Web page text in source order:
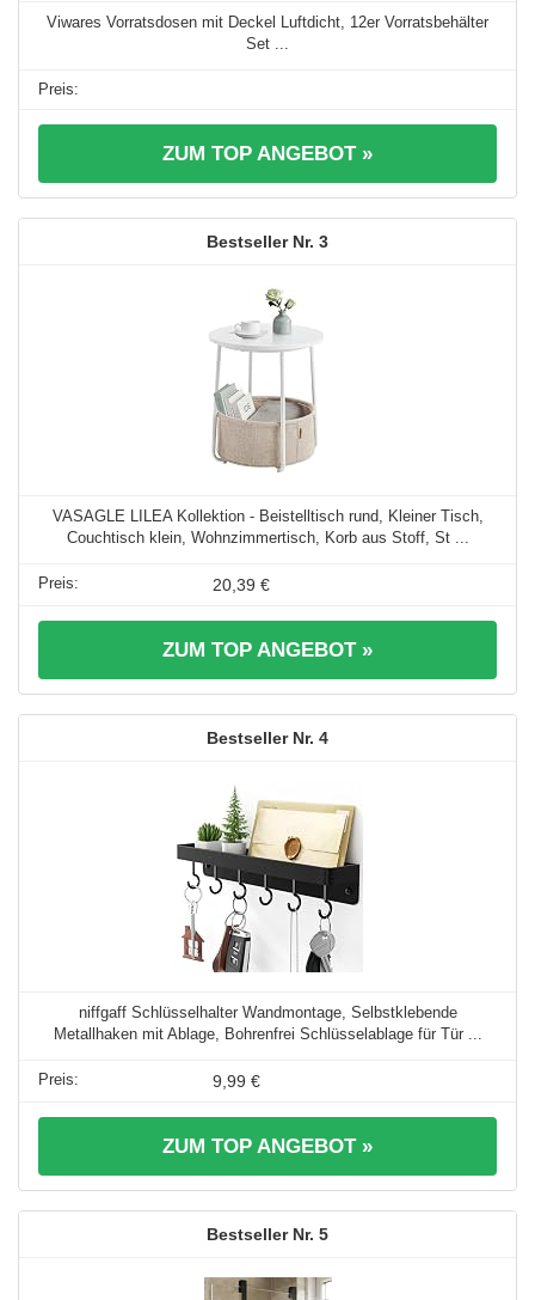
Viwares Vorratsdosen mit Deckel Luftdicht, 12er Vorratsbehälter
Set ...
ZUM TOP ANGEBOT »
3
VASAGLE LILEA Kollektion - Beistelltisch rund, Kleiner Tisch,
Couchtisch klein, Wohnzimmertisch, Korb aus Stoff, St ...
20,39 €
ZUM TOP ANGEBOT »
4
niffgaff Schlüsselhalter Wandmontage, Selbstklebende
Metallhaken mit Ablage, Bohrenfrei Schlüsselablage für Tür ...
9,99 €
ZUM TOP ANGEBOT »
5